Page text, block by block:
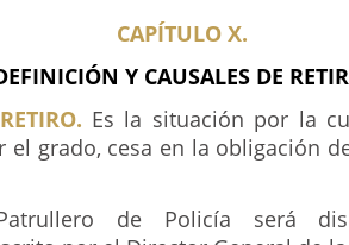
CAPÍTULO X.
Y CAUSALES DE
Es la situación por la
el grado, cesa en la obligación
de Policía será